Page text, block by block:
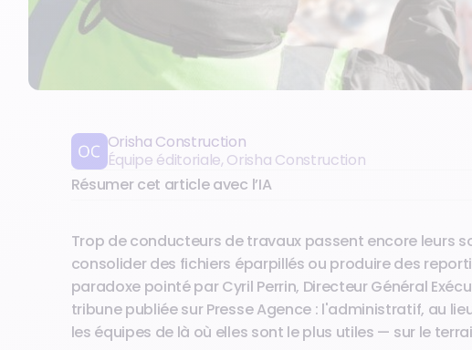
Orisha Construction
Équipe éditoriale, Orisha Construction
Résumer cet article avec l’IA
Trop de conducteurs de travaux passent encore leurs
consolider des fichiers éparpillés ou produire des
paradoxe pointé par Cyril Perrin, Directeur Général
tribune publiée sur Presse Agence : l'administratif, au
les équipes de là où elles sont le plus utiles — sur le